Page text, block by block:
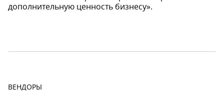
дополнительную ценность бизнесу».
ВЕНДОРЫ